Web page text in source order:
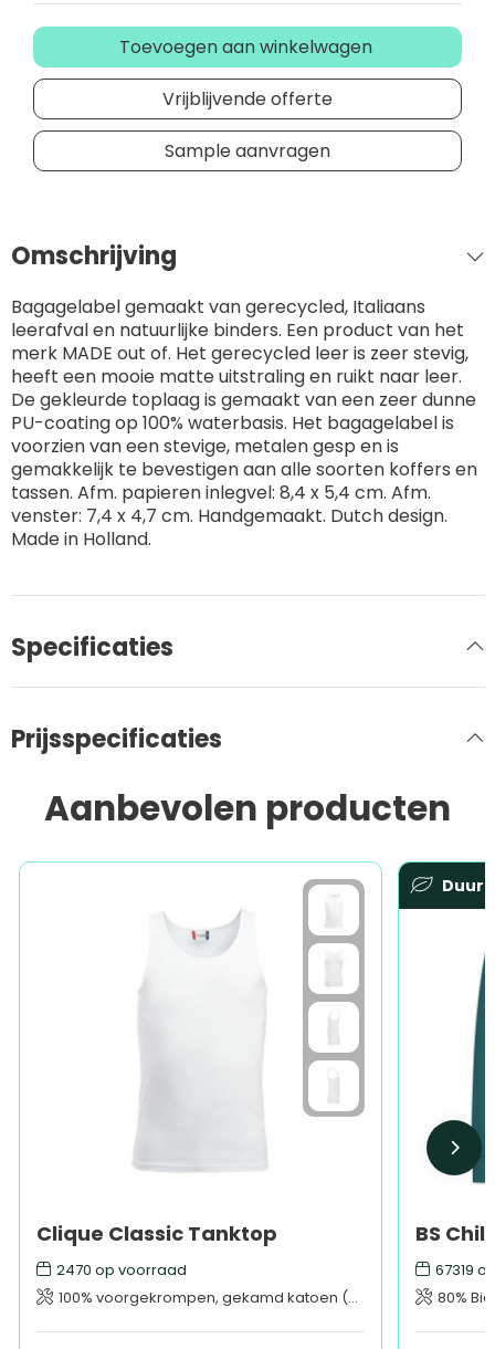
Toevoegen aan winkelwagen
Vrijblijvende offerte
Sample aanvragen
Omschrijving
Bagagelabel gemaakt van gerecycled, Italiaans
leerafval en natuurlijke binders. Een product van het
merk MADE out of. Het gerecycled leer is zeer stevig,
heeft een mooie matte uitstraling en ruikt naar leer.
De gekleurde toplaag is gemaakt van een zeer dunne
PU-coating op 100% waterbasis. Het bagagelabel is
voorzien van een stevige, metalen gesp en is
gemakkelijk te bevestigen aan alle soorten koffers en
tassen. Afm. papieren inlegvel: 8,4 x 5,4 cm. Afm.
venster: 7,4 x 4,7 cm. Handgemaakt. Dutch design.
Made in Holland.
Specificaties
Prijsspecificaties
Aanbevolen producten
Clique Classic Tanktop
2470 op voorraad
100% voorgekrompen, gekamd katoen (kleur 95: 85% katoen, 15% viscose).
67319
80%